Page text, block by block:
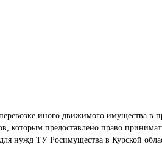
иного движимого имущества в
которым предоставлено право
нужд ТУ Росимущества в Курской